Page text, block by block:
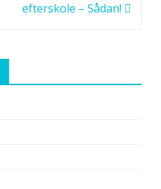
efterskole – Sådan!